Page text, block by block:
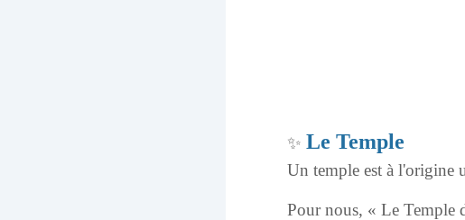
✨ Le Temple
Un temple est à l'origine
Pour nous, « Le Temple